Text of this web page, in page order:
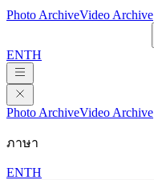
Photo ArchiveVideo Archive
ENTH
Photo ArchiveVideo Archive
ภาษา
ENTH